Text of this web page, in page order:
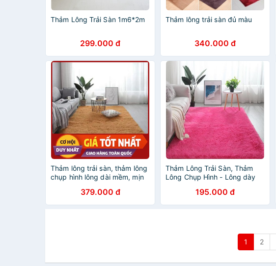
Thảm Lông Trải Sàn 1m6*2m
299.000 đ
Thảm lông trải sàn đủ màu
340.000 đ
Thảm lông trải sàn, thảm lông
chụp hình lông dài mềm, mịn
379.000 đ
Thảm Lông Trải Sàn, Thảm
Lông Chụp Hình - Lông dày
195.000 đ
1 2